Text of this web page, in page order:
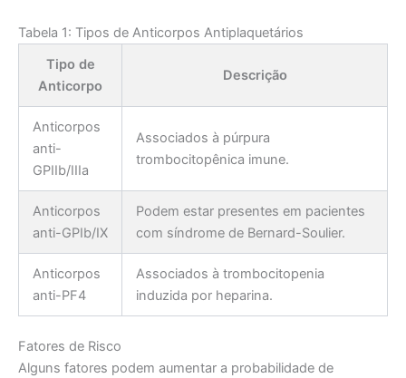
Tabela 1: Tipos de Anticorpos Antiplaquetários
Tipo de
Anticorpo
Descrição
Anticorpos
anti-
GPIIb/IIIa
Associados à púrpura
trombocitopênica imune.
Anticorpos
anti-GPIb/IX
Podem estar presentes em pacientes
com síndrome de Bernard-Soulier.
Anticorpos
anti-PF4
Associados à trombocitopenia
induzida por heparina.
Fatores de Risco
Alguns fatores podem aumentar a probabilidade de